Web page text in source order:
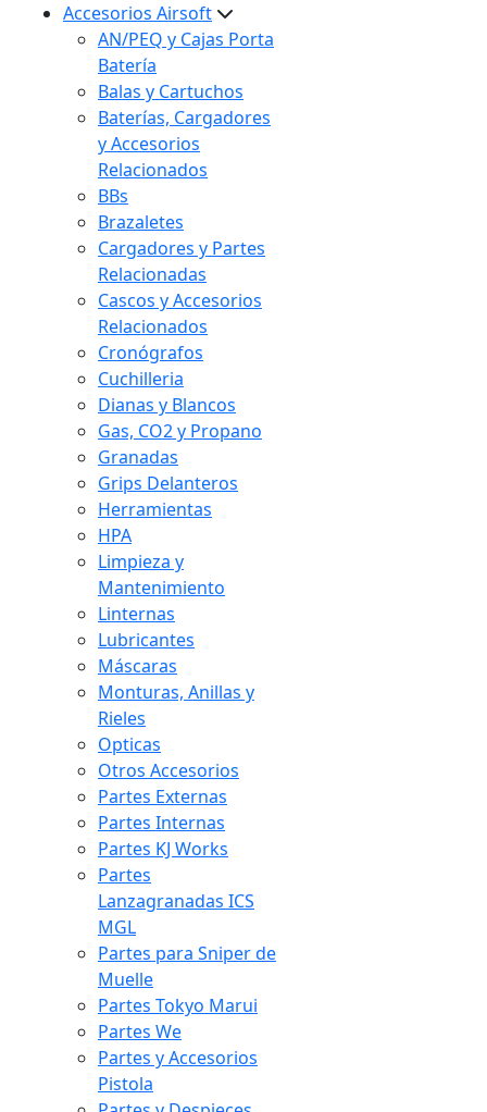
Accesorios Airsoft
AN/PEQ y Cajas Porta
Batería
Balas y Cartuchos
Baterías, Cargadores
y Accesorios
Relacionados
BBs
Brazaletes
Cargadores y Partes
Relacionadas
Cascos y Accesorios
Relacionados
Cronógrafos
Cuchilleria
Dianas y Blancos
Gas, CO2 y Propano
Granadas
Grips Delanteros
Herramientas
HPA
Limpieza y
Mantenimiento
Linternas
Lubricantes
Máscaras
Monturas, Anillas y
Rieles
Opticas
Otros Accesorios
Partes Externas
Partes Internas
Partes KJ Works
Partes
Lanzagranadas ICS
MGL
Partes para Sniper de
Muelle
Partes Tokyo Marui
Partes We
Partes y Accesorios
Pistola